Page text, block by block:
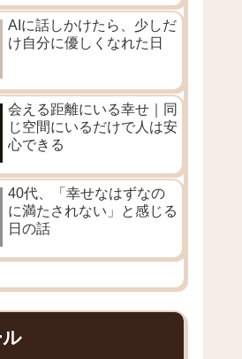
AIに話しかけたら、少しだ
け自分に優しくなれた日
会える距離にいる幸せ｜同
じ空間にいるだけで人は安
心できる
40代、「幸せなはずなの
に満たされない」と感じる
日の話